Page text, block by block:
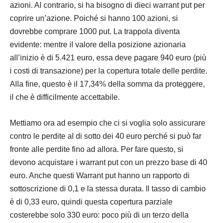
azioni. Al contrario, si ha bisogno di dieci warrant put per
coprire un’azione. Poiché si hanno 100 azioni, si
dovrebbe comprare 1000 put. La trappola diventa
evidente: mentre il valore della posizione azionaria
all’inizio è di 5.421 euro, essa deve pagare 940 euro (più
i costi di transazione) per la copertura totale delle perdite.
Alla fine, questo è il 17,34% della somma da proteggere,
il che è difficilmente accettabile.
Mettiamo ora ad esempio che ci si voglia solo assicurare
contro le perdite al di sotto dei 40 euro perché si può far
fronte alle perdite fino ad allora. Per fare questo, si
devono acquistare i warrant put con un prezzo base di 40
euro. Anche questi Warrant put hanno un rapporto di
sottoscrizione di 0,1 e la stessa durata. Il tasso di cambio
è di 0,33 euro, quindi questa copertura parziale
costerebbe solo 330 euro: poco più di un terzo della